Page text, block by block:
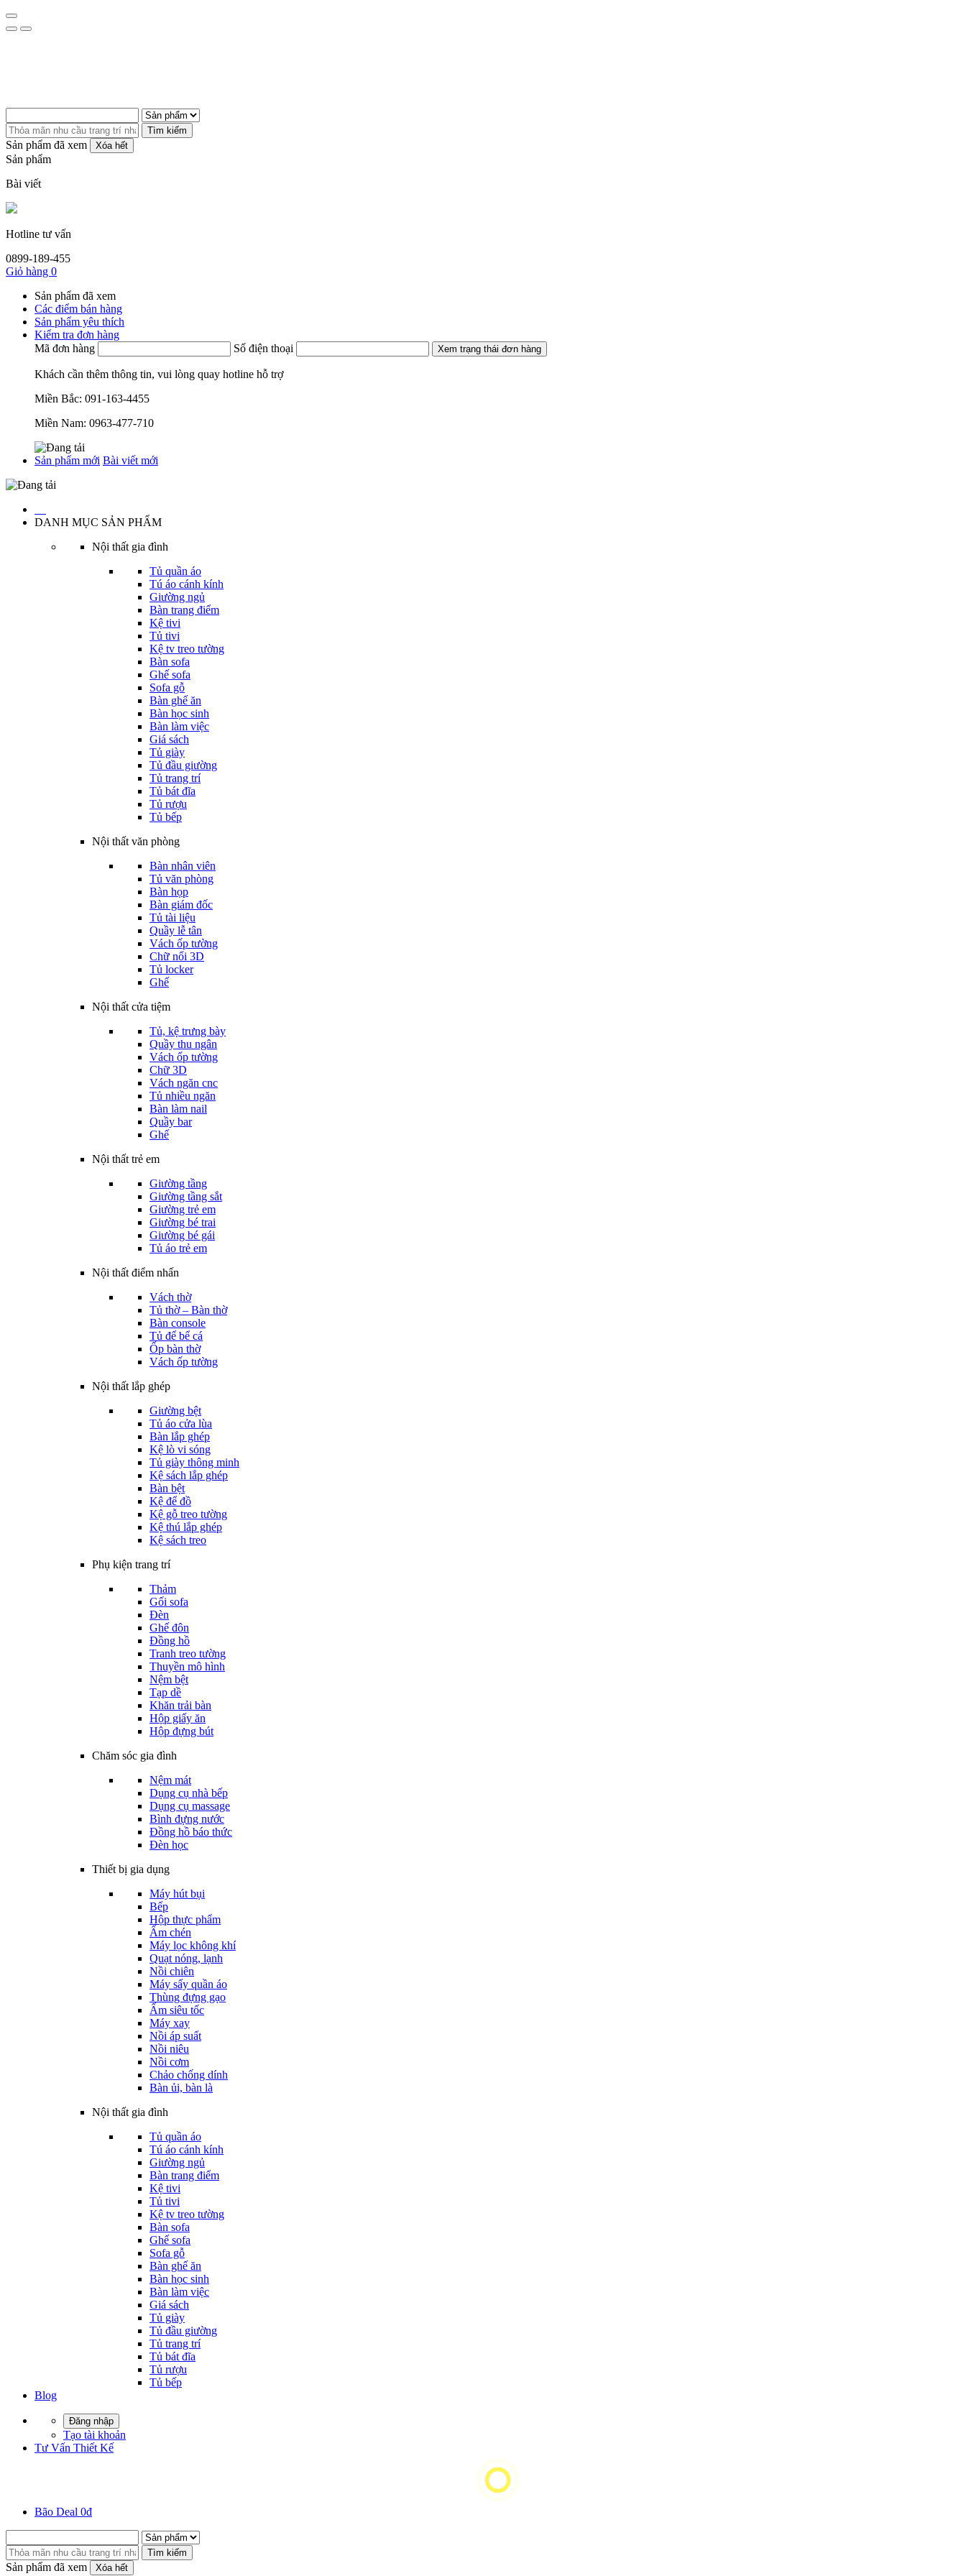
Tìm kiếm
Sản phẩm đã xem Xóa hết
Sản phẩm
Bài viết
Hotline tư vấn
0899-189-455
Giỏ hàng 0
Sản phẩm đã xem
Các điểm bán hàng
Sản phẩm yêu thích
Kiểm tra đơn hàng
Mã đơn hàng
Số điện thoại Xem trạng thái đơn hàng
Khách cần thêm thông tin, vui lòng quay hotline hỗ trợ
Miền Bắc: 091-163-4455
Miền Nam: 0963-477-710
Sản phẩm mới Bài viết mới
DANH MỤC SẢN PHẨM
Nội thất gia đình
Tủ quần áo
Tú áo cánh kính
Giường ngủ
Bàn trang điểm
Kệ tivi
Tủ tivi
Kệ tv treo tường
Bàn sofa
Ghế sofa
Sofa gỗ
Bàn ghế ăn
Bàn học sinh
Bàn làm việc
Giá sách
Tủ giày
Tủ đầu giường
Tủ trang trí
Tủ bát đĩa
Tủ rượu
Tủ bếp
Nội thất văn phòng
Bàn nhân viên
Tủ văn phòng
Bàn họp
Bàn giám đốc
Tủ tài liệu
Quầy lễ tân
Vách ốp tường
Chữ nổi 3D
Tủ locker
Ghế
Nội thất cửa tiệm
Tủ, kệ trưng bày
Quầy thu ngân
Vách ốp tường
Chữ 3D
Vách ngăn cnc
Tủ nhiều ngăn
Bàn làm nail
Quầy bar
Ghế
Nội thất trẻ em
Giường tầng
Giường tầng sắt
Giường trẻ em
Giường bé trai
Giường bé gái
Tủ áo trẻ em
Nội thất điểm nhấn
Vách thờ
Tủ thờ – Bàn thờ
Bàn console
Tủ để bể cá
Ốp bàn thờ
Vách ốp tường
Nội thất lắp ghép
Giường bệt
Tủ áo cửa lùa
Bàn lắp ghép
Kệ lò vi sóng
Tủ giày thông minh
Kệ sách lắp ghép
Bàn bệt
Kệ để đồ
Kệ gỗ treo tường
Kệ thú lắp ghép
Kệ sách treo
Phụ kiện trang trí
Thảm
Gối sofa
Đèn
Ghế đôn
Đồng hồ
Tranh treo tường
Thuyền mô hình
Nệm bệt
Tạp dề
Khăn trải bàn
Hộp giấy ăn
Hộp đựng bút
Chăm sóc gia đình
Nệm mát
Dụng cụ nhà bếp
Dụng cụ massage
Bình đựng nước
Đồng hồ báo thức
Đèn học
Thiết bị gia dụng
Máy hút bụi
Bếp
Hộp thực phẩm
Ấm chén
Máy lọc không khí
Quạt nóng, lạnh
Nồi chiên
Máy sấy quần áo
Thùng đựng gạo
Ấm siêu tốc
Máy xay
Nồi áp suất
Nồi niêu
Nồi cơm
Chảo chống dính
Bàn ủi, bàn là
Nội thất gia đình
Tủ quần áo
Tú áo cánh kính
Giường ngủ
Bàn trang điểm
Kệ tivi
Tủ tivi
Kệ tv treo tường
Bàn sofa
Ghế sofa
Sofa gỗ
Bàn ghế ăn
Bàn học sinh
Bàn làm việc
Giá sách
Tủ giày
Tủ đầu giường
Tủ trang trí
Tủ bát đĩa
Tủ rượu
Tủ bếp
Blog
Đăng nhập
Tạo tài khoản
Tư Vấn Thiết Kế
Bão Deal 0đ
Tìm kiếm
Sản phẩm đã xem Xóa hết